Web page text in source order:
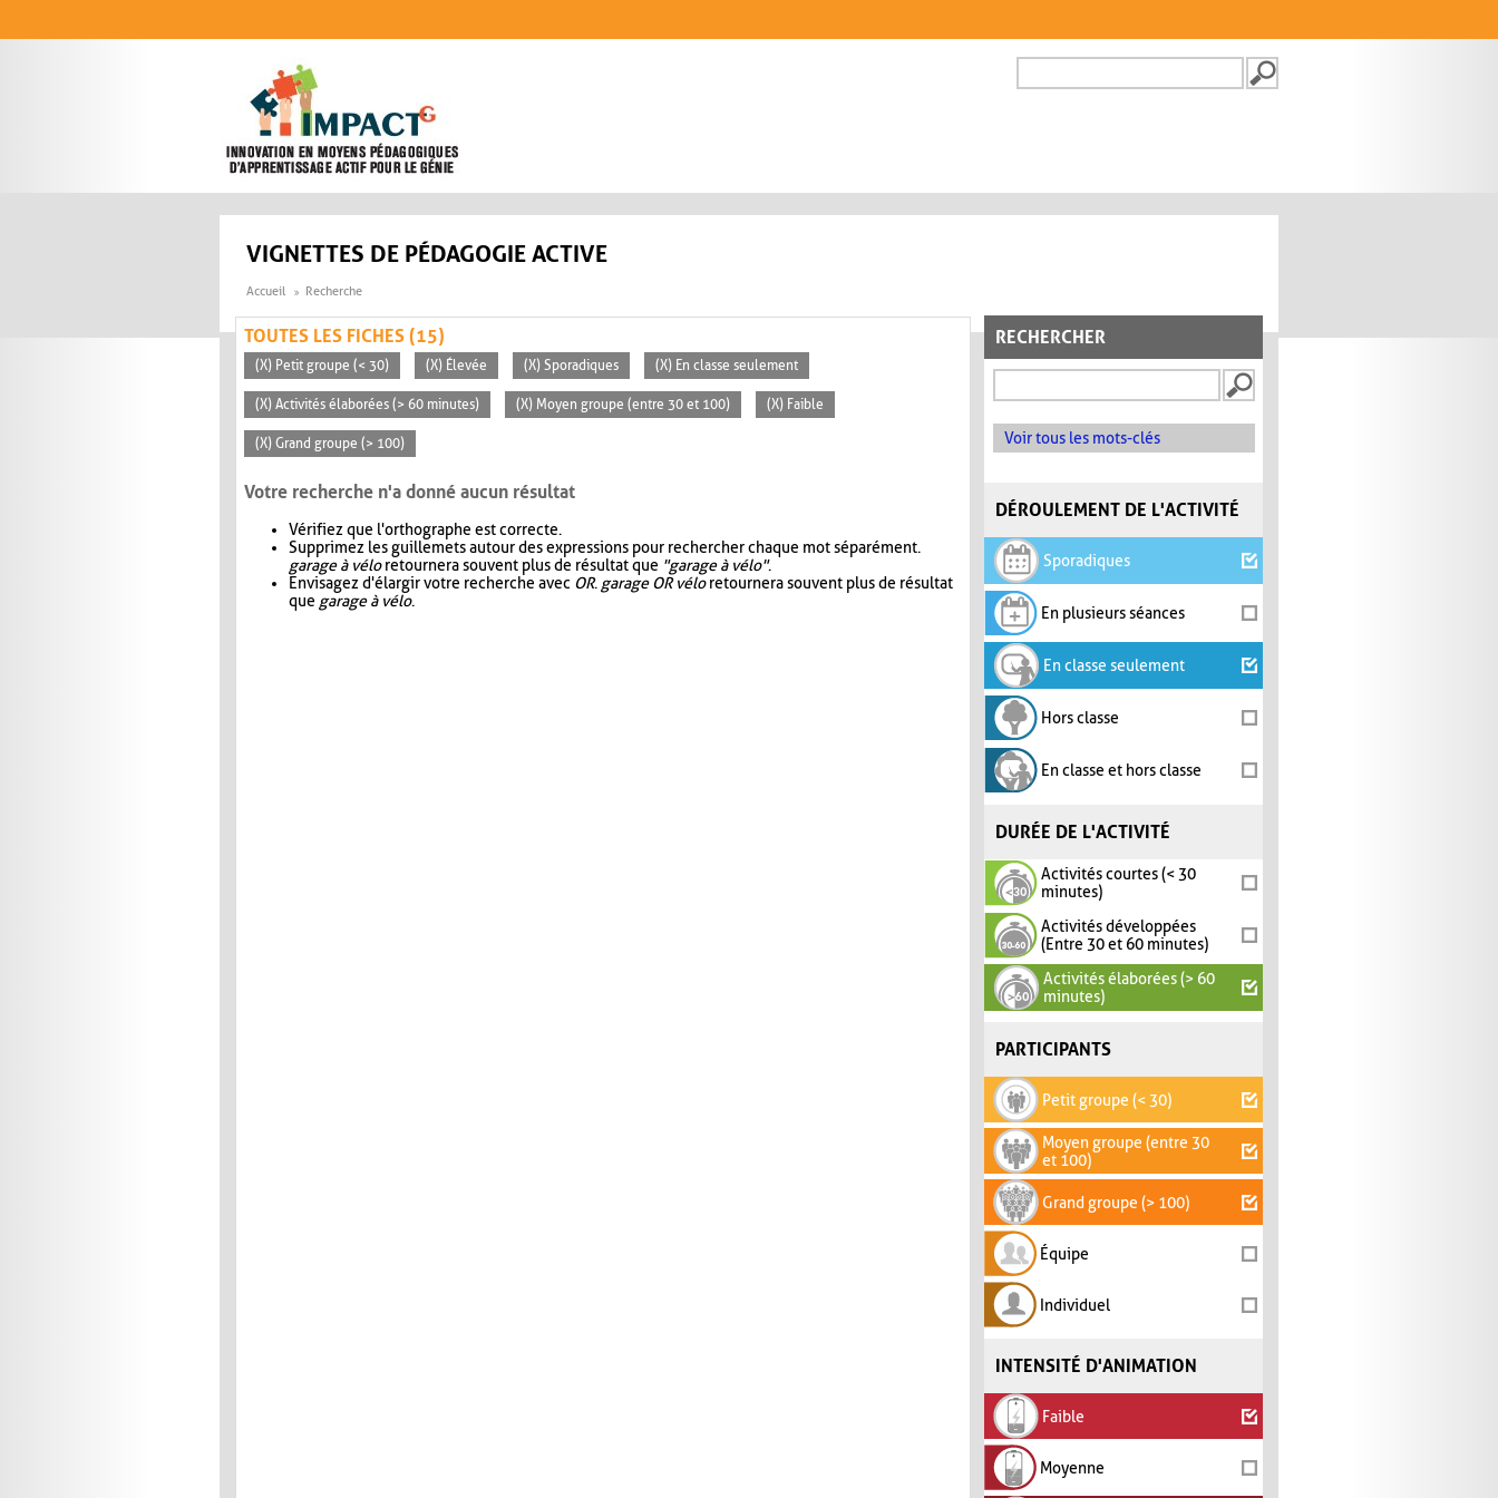
FORMULAIRE DE
VIGNETTES DE PÉDAGOGIE ACTIVE
Accueil Recherche
RECHERCHER
Voir tous les mots-clés
DÉROULEMENT DE L'ACTIVITÉ
Sporadiques
En plusieurs séances
En classe seulement
Hors classe
En classe et hors classe
DURÉE DE L'ACTIVITÉ
Activités courtes (< 30
minutes)
Activités développées
(Entre 30 et 60 minutes)
Activités élaborées (> 60
minutes)
PARTICIPANTS
Petit groupe (< 30)
Moyen groupe (entre 30
et 100)
Grand groupe (> 100)
Équipe
Individuel
INTENSITÉ D'ANIMATION
Faible
Moyenne
TOUTES LES FICHES (15)
(X) Petit groupe (< 30) (X) Élevée (X) Sporadiques (X) En classe seulement
(X) Activités élaborées (> 60 minutes) (X) Moyen groupe (entre 30 et 100) (X) Faible
(X) Grand groupe (> 100)
Votre recherche n'a donné aucun résultat
Vérifiez que l'orthographe est correcte.
Supprimez les guillemets autour des expressions pour rechercher chaque mot séparément.
garage à véloretournera souvent plus de résultat que "garage à vélo".
Envisagez d'élargir votre recherche avec OR. garage OR véloretournera souvent plus de résultat
que garage à vélo.